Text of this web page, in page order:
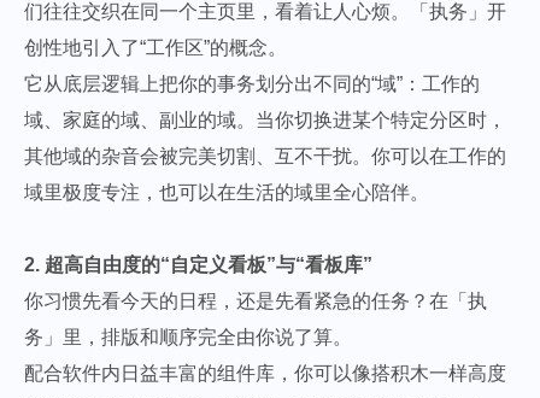
们往往交织在同一个主页里，看着让人心烦。「执务」开
创性地引入了“工作区”的概念。
它从底层逻辑上把你的事务划分出不同的“域”：工作的
域、家庭的域、副业的域。当你切换进某个特定分区时，
其他域的杂音会被完美切割、互不干扰。你可以在工作的
域里极度专注，也可以在生活的域里全心陪伴。
2. 超高自由度的“自定义看板”与“看板库”
你习惯先看今天的日程，还是先看紧急的任务？在「执
务」里，排版和顺序完全由你说了算。
配合软件内日益丰富的组件库，你可以像搭积木一样高度